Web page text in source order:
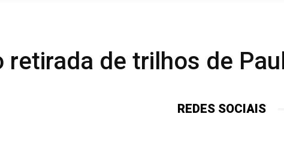
de trilhos de Paul
REDES SOCIAIS